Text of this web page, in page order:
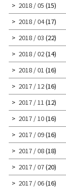
2018 / 05 (15)
2018 / 04(17)
2018 / 03 (22)
2018 / 02(14)
2018 / 01 (16)
2017 / 12(16)
2017 / 11 (12)
2017 / 10(16)
2017 / 09(16)
2017 / 08(18)
2017 / 07(20)
2017 / 06(16)